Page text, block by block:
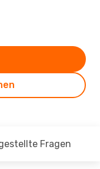
Fragen